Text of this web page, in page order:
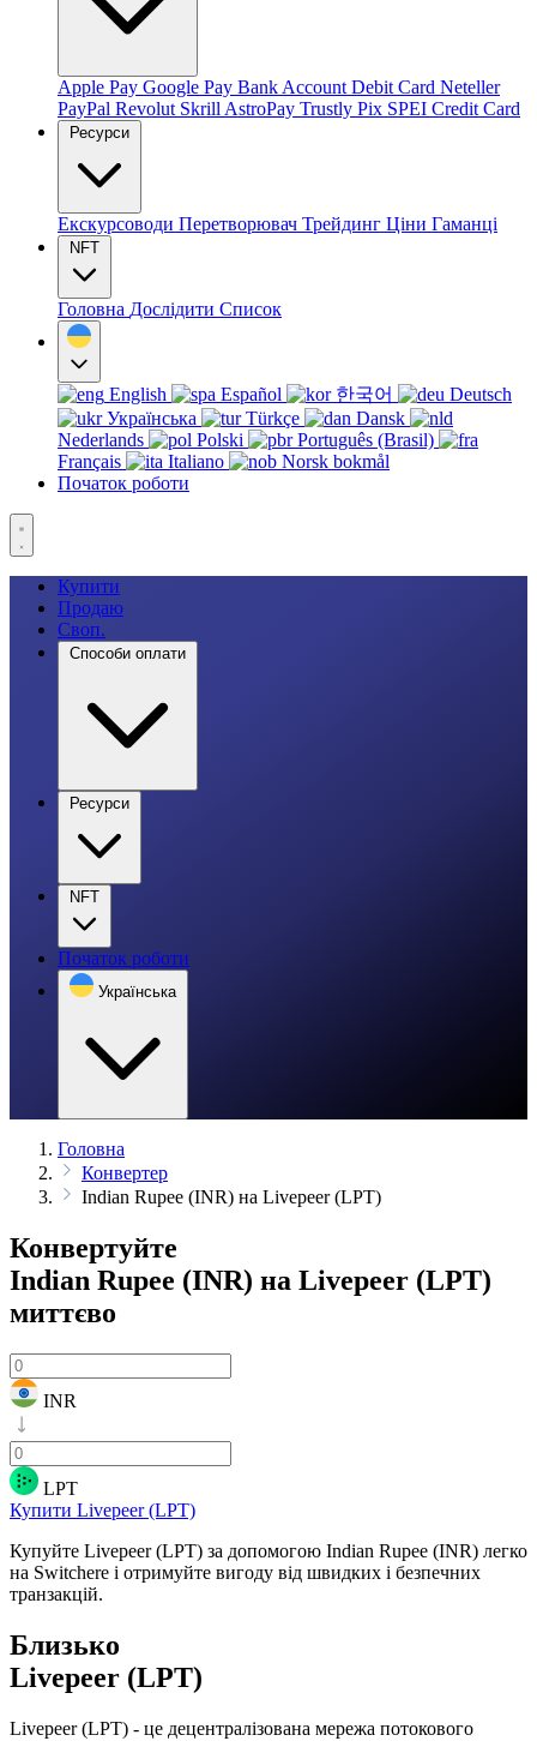
Apple Pay Google Pay Bank Account Debit Card Neteller
PayPal Revolut Skrill AstroPay Trustly Pix SPEI Credit Card
Ресурси
Екскурсоводи Перетворювач Трейдинг Ціни Гаманці
NFT
Головна Дослідити Список
English Español 한국어
Deutsch
Українська
Türkçe
Dansk
Nederlands
Polski
Português (Brasil)
Français
Italiano
Norsk bokmål
Початок роботи
Купити
Продаю
Своп.
Способи оплати
Ресурси
NFT
Початок роботи
Українська
Головна
Конвертер
Indian Rupee (INR) на Livepeer (LPT)
Конвертуйте
Indian Rupee (INR) на Livepeer (LPT)
миттєво
INR
LPT
Купити Livepeer (LPT)
Купуйте Livepeer (LPT) за допомогою Indian Rupee (INR) легко
на Switchere і отримуйте вигоду від швидких і безпечних
транзакцій.
Близько
Livepeer (LPT)
Livepeer (LPT) - це децентралізована мережа потокового